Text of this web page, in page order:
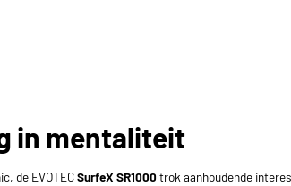
in mentaliteit
de EVOTECSurfeX SR1000trok aanhoudende